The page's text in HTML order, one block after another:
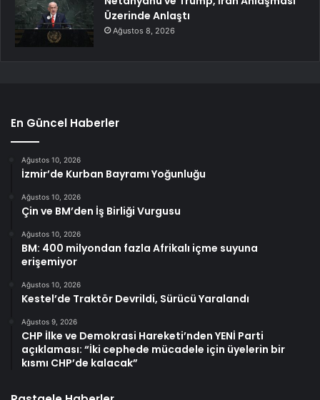
Üzerinde Anlaştı
Ağustos 8, 2026
En Güncel Haberler
Ağustos 10, 2026
İzmir’de Kurban Bayramı Yoğunluğu
Ağustos 10, 2026
Çin ve BM’den İş Birliği Vurgusu
Ağustos 10, 2026
BM: 400 milyondan fazla Afrikalı içme suyuna
erişemiyor
Ağustos 10, 2026
Kestel’de Traktör Devrildi, Sürücü Yaralandı
Ağustos 9, 2026
CHP İlke ve Demokrasi Hareketi’nden YENİ Parti
açıklaması: “İki cephede mücadele için üyelerin bir
kısmı CHP’de kalacak”